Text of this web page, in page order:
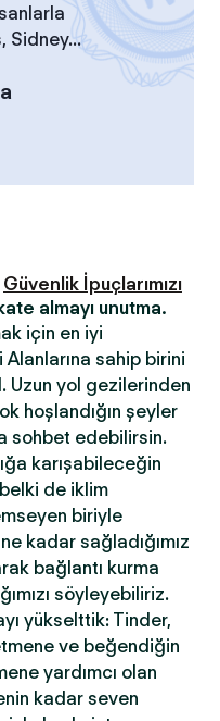
Sidney...
Güvenlik İpuçlarımızı
almayı unutma.
için en iyi
Alanlarına sahip birini
Uzun yol gezilerinden
hoşlandığın şeyler
sohbet edebilirsin.
karışabileceğin
de iklim
biriyle
kadar sağladığımız
bağlantı kurma
söyleyebiliriz.
yükselttik: Tinder,
ve beğendiğin
yardımcı olan
kadar seven